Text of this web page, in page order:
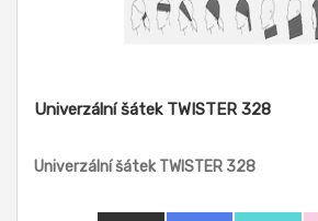
Univerzální šátek TWISTER 328
Univerzální šátek TWISTER 328